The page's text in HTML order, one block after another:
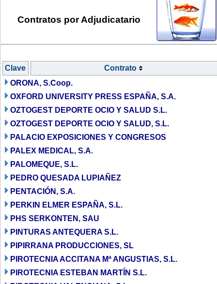
Contratos por Adjudicatario
Clave
Contrato
ORONA, S.Coop.
OXFORD UNIVERSITY PRESS ESPAÑA, S.A.
OZTOGEST DEPORTE OCIO Y SALUD S.L.
OZTOGEST DEPORTE OCIO Y SALUD, S.L.
PALACIO EXPOSICIONES Y CONGRESOS
PALEX MEDICAL, S.A.
PALOMEQUE, S.L.
PEDRO QUESADA LUPIAÑEZ
PENTACIÓN, S.A.
PERKIN ELMER ESPAÑA, S.L.
PHS SERKONTEN, SAU
PINTURAS ANTEQUERA S.L.
PIPIRRANA PRODUCCIONES, SL
PIROTECNIA ACCITANA Mª ANGUSTIAS, S.L.
PIROTECNIA ESTEBAN MARTÍN S.L.